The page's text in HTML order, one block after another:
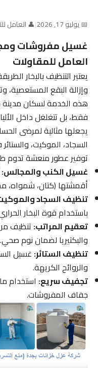
📅 يوليو 17, 2026 |👤 العامل
غسيل مفروشات
العامل للمقاولات
يعتبر التنظيف بالبخار
وإزالة البقع المستعصية،
هذه الخدمة لسكان مدينة
فقط، بل تتغلغل داخل
يجعلها مثالية لمرضى
السجاد، الموكيت، والستائر
توفير عطور منعشة تدوم
غسيل الكنب والمجالس:
أقمشتها (كتان، شمواه،
تنظيف السجاد والموكيت:
باستخدام قوة البخار الحراري.
تعقيم المراتب:تنظيف مراتب
والبكتيريا لضمان نوم صحي.
تنظيف الستائر:غسيل
والروائح الكريهة.
تجفيف سريع:استخدام
جفاف المفروشات.